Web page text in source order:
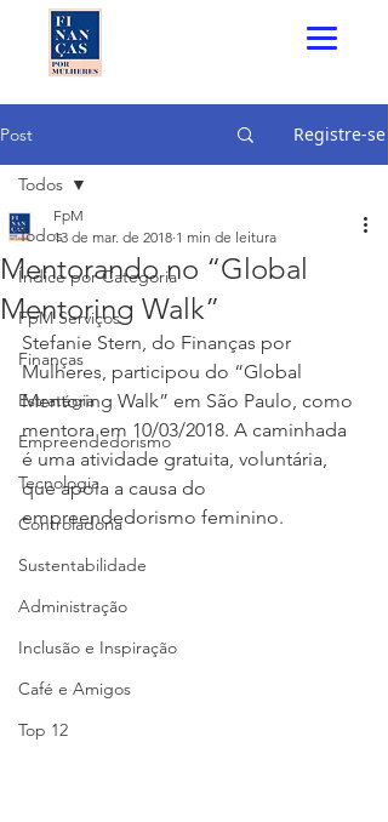
Post Registre-se
Todos
Índice por Categoria
FpM Serviços
Finanças
Estratégia
Empreendedorismo
Tecnologia
Controladoria
Sustentabilidade
Administração
Inclusão e Inspiração
Café e Amigos
Top 12
Todos
Mentorando no “Global
Mentoring Walk”
FpM
13 de mar. de 2018 1 min de leitura
Stefanie Stern, do Finanças por
Mulheres, participou do “Global
Mentoring Walk” em São Paulo, como
mentora em 10/03/2018. A caminhada
é uma atividade gratuita, voluntária,
que apoia a causa do
empreendedorismo feminino.